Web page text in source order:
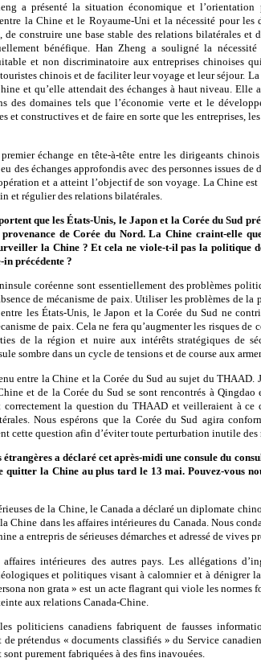
a présenté la situation économique et
la Chine et le Royaume-Uni et la nécessité pour les
de construire une base stable des relations bilatérales
bénéfique. Han Zheng a souligné la
et non discriminatoire aux entreprises chinoises
chinois et de faciliter leur voyage et leur séjour.
et qu’elle attendait des échanges à haut niveau. Elle
des domaines tels que l’économie verte et le
et constructives et de faire en sorte que les entreprises,
échange en tête-à-tête entre les dirigeants
des échanges approfondis avec des personnes issues
et a atteint l’objectif de son voyage. La Chine
et régulier des relations bilatérales.
que les États-Unis, le Japon et la Corée du Sud
de Corée du Nord. La Chine craint-elle
la Chine ? Et cela ne viole-t-il pas la politique
précédente ?
coréenne sont essentiellement des problèmes
de mécanisme de paix. Utiliser les problèmes de la
les États-Unis, le Japon et la Corée du Sud ne
de paix. Cela ne fera qu’augmenter les risques de
de la région et nuire aux intérêts stratégiques de
sombre dans un cycle de tensions et de course aux
entre la Chine et la Corée du Sud au sujet du THAAD.
et de la Corée du Sud se sont rencontrés à
la question du THAAD et veilleraient à ce
Nous espérons que la Corée du Sud agira
cette question afin d’éviter toute perturbation inutile des
a déclaré cet après-midi une consule du
quitter la Chine au plus tard le 13 mai. Pouvez-vous
de la Chine, le Canada a déclaré un diplomate
Chine dans les affaires intérieures du Canada. Nous
a entrepris de sérieuses démarches et adressé de vives
intérieures des autres pays. Les allégations
et politiques visant à calomnier et à dénigrer
non grata » est un acte flagrant qui viole les normes
aux relations Canada-Chine.
politiciens canadiens fabriquent de fausses
prétendus « documents classifiés » du Service
purement fabriquées à des fins inavouées.